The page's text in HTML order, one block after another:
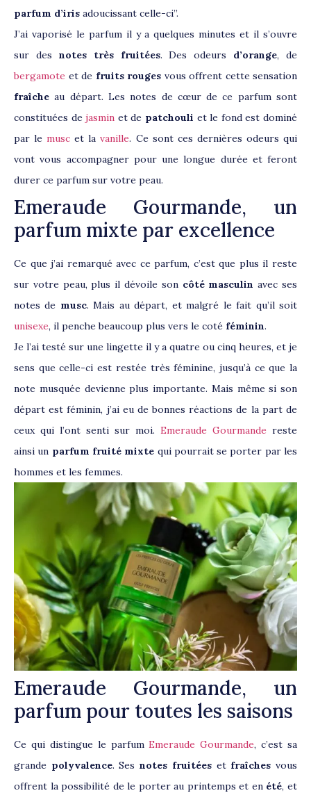
parfum d’iris adoucissant celle-ci”.
J’ai vaporisé le parfum il y a quelques minutes et il s’ouvre
sur des notes très fruitées. Des odeurs d’orange, de
bergamote et de fruits rouges vous offrent cette sensation
fraîcheau départ. Les notes de cœur de ce parfum sont
constituées dejasmin et de patchouli et le fond est dominé
par lemusc et lavanille. Ce sont ces dernières odeurs qui
vont vous accompagner pour une longue durée et feront
durer ce parfum sur votre peau.
Emeraude Gourmande, un
parfum mixte par excellence
Ce que j’ai remarqué avec ce parfum, c’est que plus il reste
sur votre peau, plus il dévoile son côté masculinavec ses
notes de musc. Mais au départ, et malgré le fait qu’il soit
unisexe, il penche beaucoup plus vers le coté féminin.
Je l’ai testé sur une lingette il y a quatre ou cinq heures, et je
sens que celle-ci est restée très féminine, jusqu’à ce que la
note musquée devienne plus importante. Mais même si son
départ est féminin, j’ai eu de bonnes réactions de la part de
ceux qui l’ont senti sur moi. Emeraude Gourmande reste
ainsi un parfum fruité mixte qui pourrait se porter par les
hommes et les femmes.
Emeraude Gourmande, un
parfum pour toutes les saisons
Ce qui distingue le parfumEmeraude Gourmande, c’est sa
grande polyvalence. Sesnotes fruitées et fraîchesvous
offrent la possibilité de le porter au printemps et en été, et